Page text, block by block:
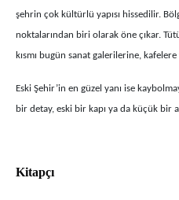
şehrin çok kültürlü yapısı hissedilir.
noktalarından biri olarak öne çıkar.
kısmı bugün sanat galerilerine,
Eski Şehir’in en güzel yanı ise
bir detay, eski bir kapı ya da küçük bir
Kitapçı